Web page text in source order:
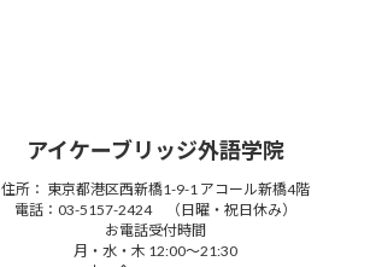
アイケーブリッジ外語学院
住所： 東京都港区西新橋1-9-1 アコール新橋4階
電話：03-5157-2424 （日曜・祝日休み）
お電話受付時間
月・水・木 12:00～21:30